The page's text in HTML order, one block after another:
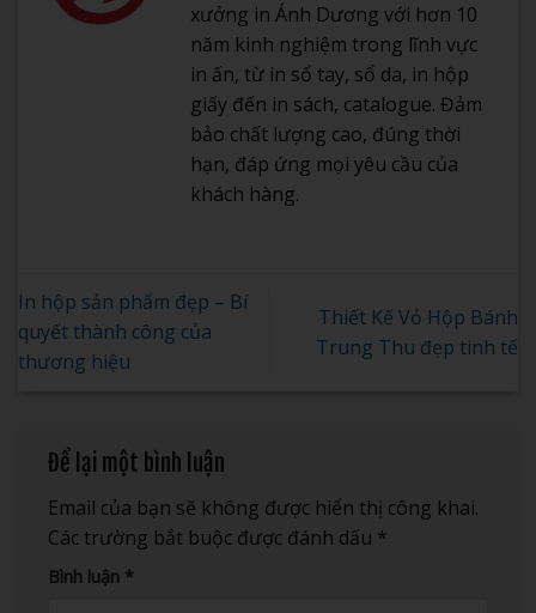
xưởng in Ánh Dương với hơn 10
năm kinh nghiệm trong lĩnh vực
in ấn, từ in sổ tay, sổ da, in hộp
giấy đến in sách, catalogue. Đảm
bảo chất lượng cao, đúng thời
hạn, đáp ứng mọi yêu cầu của
khách hàng.
In hộp sản phẩm đẹp – Bí
quyết thành công của
thương hiệu
Thiết Kế Vỏ Hộp Bánh
Trung Thu đẹp tinh tế
Để lại một bình luận
Email của bạn sẽ không được hiển thị công khai.
Các trường bắt buộc được đánh dấu *
Bình luận *